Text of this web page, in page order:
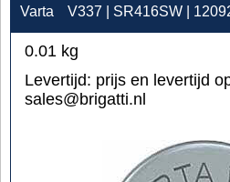
Varta V337 | SR416SW |
0.01 kg
Levertijd: prijs en levertijd
sales@brigatti.nl